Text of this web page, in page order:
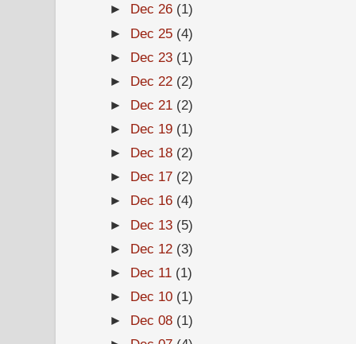
► Dec 26 (1)
► Dec 25 (4)
► Dec 23 (1)
► Dec 22 (2)
► Dec 21 (2)
► Dec 19 (1)
► Dec 18 (2)
► Dec 17 (2)
► Dec 16 (4)
► Dec 13 (5)
► Dec 12 (3)
► Dec 11 (1)
► Dec 10 (1)
► Dec 08 (1)